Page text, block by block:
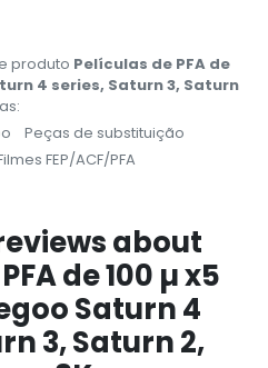
produto Películas de PFA de
4 series, Saturn 3, Saturn
Peças de substituição
FEP/ACF/PFA
about
de 100 µ x5
Saturn 4
3, Saturn 2,